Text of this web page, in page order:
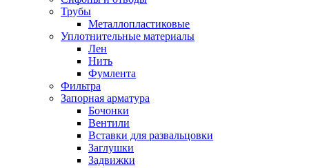
Трубы
Металлопластиковые
Уплотнительные материалы
Лен
Нить
Фумлента
Фильтра
Запорная арматура
Бочонки
Вентили
Вставки для развальцовки
Заглушки
Задвижки